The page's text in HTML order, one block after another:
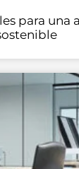
para una